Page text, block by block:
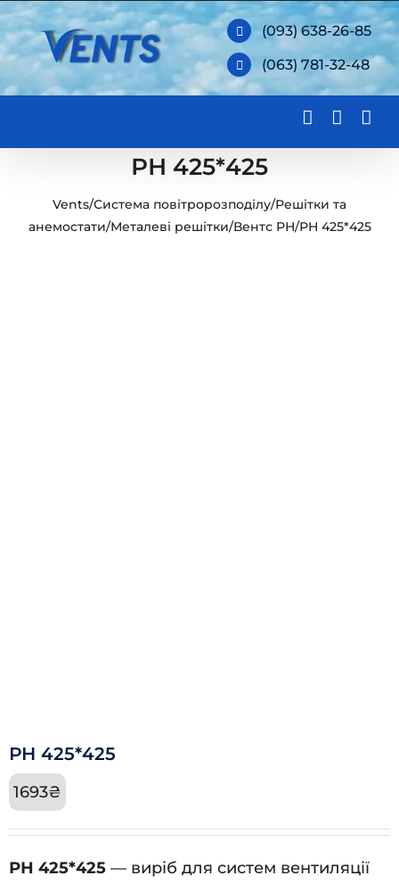
Skip
to
content
(093) 638-26-85
(063) 781-32-48
РН 425*425
Vents/Система повітророзподілу/Решітки та
анемостати/Металеві решітки/Вентс РН/РН 425*425
РН 425*425
1693₴
РН 425*425 — виріб для систем вентиляції